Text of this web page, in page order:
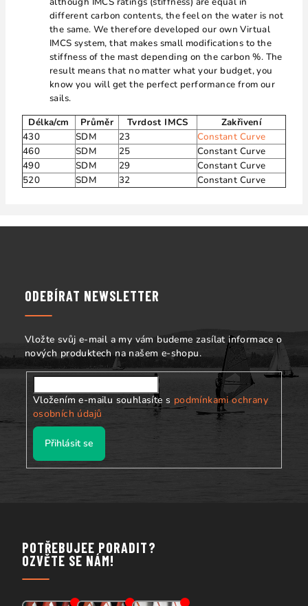
different carbon contents, the feel on the water is not
the same. We therefore developed our own Virtual
IMCS system, that makes small modifications to the
stiffness of the mast depending on the carbon %. The
result means that no matter what your budget, you
know you will get the perfect performance from our
sails.
Délka/cm
Průměr Tvrdost IMCS
Zakřivení
430
SDM 23
Constant Curve
460
SDM 25
Constant Curve
490
SDM 29
Constant Curve
520
SDM 32 Constant Curve
ODEBÍRAT NEWSLETTER
Vložte svůj e-mail a my vám budeme zasílat informace o
nových produktech na našem e-shopu.
Vložením e-mailu souhlasíte s podmínkami ochrany
osobních údajů
Přihlásit se
POTŘEBUJEE PORADIT?
OZVĚTE SE NÁM!